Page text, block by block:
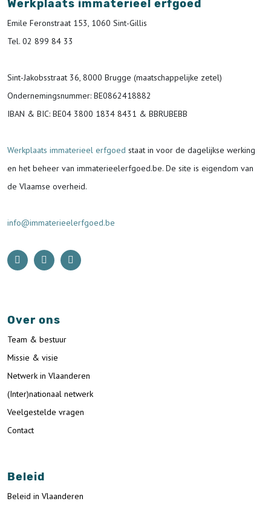
Werkplaats immaterieel erfgoed
Emile Feronstraat 153, 1060 Sint-Gillis
Tel. 02 899 84 33
Sint-Jakobsstraat 36, 8000 Brugge (maatschappelijke zetel)
Ondernemingsnummer: BE0862418882
IBAN & BIC: BE04 3800 1834 8431 & BBRUBEBB
Werkplaats immaterieel erfgoed staat in voor de dagelijkse werking
en het beheer van immaterieelerfgoed.be. De site is eigendom van
de Vlaamse overheid.
info@immaterieelerfgoed.be
Over ons
Team & bestuur
Missie & visie
Netwerk in Vlaanderen
(Inter)nationaal netwerk
Veelgestelde vragen
Contact
Beleid
Beleid in Vlaanderen